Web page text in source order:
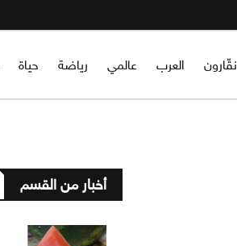
نقّارون العرب عالمي رياضة حياة
أخبار من القسم